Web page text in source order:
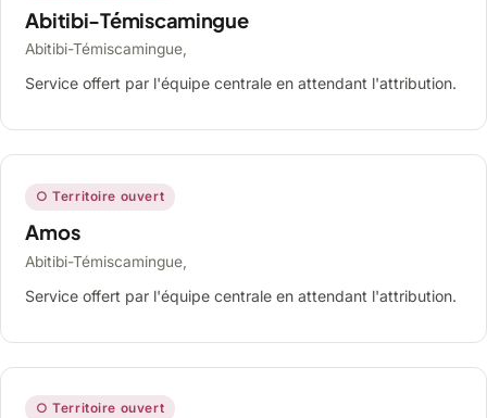
Abitibi-Témiscamingue
Abitibi-Témiscamingue,
Service offert par l'équipe centrale en attendant l'attribution.
○ Territoire ouvert
Amos
Abitibi-Témiscamingue,
Service offert par l'équipe centrale en attendant l'attribution.
○ Territoire ouvert